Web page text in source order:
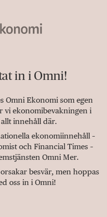
in i Omni!
Omni Ekonomi som egen
vi ekonomibevakningen i
innehåll där.
ekonomiinnehåll –
och Financial Times –
Omni Mer.
besvär, men hoppas
oss in i Omni!